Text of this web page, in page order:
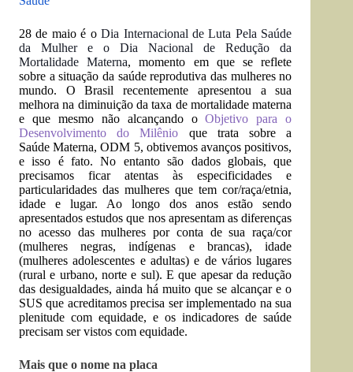
28 de maio é oDia Internacional de Luta Pela Saúde
da Mulher e o Dia Nacional de Redução da
Mortalidade Materna, momento em que se reflete
sobre a situação da saúde reprodutiva das mulheres no
mundo. O Brasil recentemente apresentou a sua
melhora na diminuição da taxa de mortalidade materna
e que mesmo não alcançando oObjetivo para o
Desenvolvimento do Milênio que trata sobre a
Saúde Materna, ODM 5, obtivemos avanços positivos,
e isso é fato. No entanto são dados globais, que
precisamos ficar atentas às especificidades e
particularidades das mulheres que tem cor/raça/etnia,
idade e lugar. Ao longo dos anos estão sendo
apresentados estudos que nos apresentam as diferenças
no acesso das mulheres por conta de sua raça/cor
(mulheres negras, indígenas e brancas), idade
(mulheres adolescentes e adultas) e de vários lugares
(rural e urbano, norte e sul). E que apesar da redução
das desigualdades, ainda há muito que se alcançar e o
SUS que acreditamos precisa ser implementado na sua
plenitude com equidade, e os indicadores de saúde
precisam ser vistos com equidade.
Mais que o nome na placa